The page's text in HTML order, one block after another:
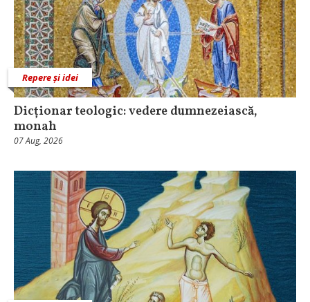
Repere și idei
Dicționar teologic: vedere dumnezeiască,
monah
07 Aug, 2026